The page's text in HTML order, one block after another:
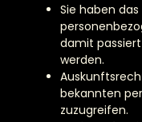
Sie haben
damit
werden.
bekannten
zuzugreifen.